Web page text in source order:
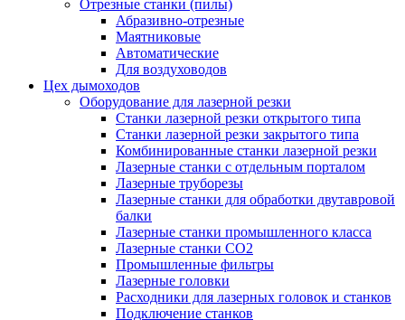
Отрезные станки (пилы)
Абразивно-отрезные
Маятниковые
Автоматические
Для воздуховодов
Цех дымоходов
Оборудование для лазерной резки
Станки лазерной резки открытого типа
Станки лазерной резки закрытого типа
Комбинированные станки лазерной резки
Лазерные станки с отдельным порталом
Лазерные труборезы
Лазерные станки для обработки двутавровой
балки
Лазерные станки промышленного класса
Лазерные станки CO2
Промышленные фильтры
Лазерные головки
Расходники для лазерных головок и станков
Подключение станков